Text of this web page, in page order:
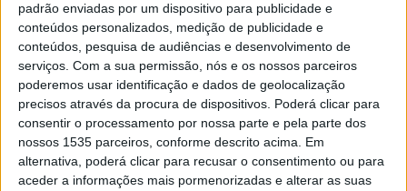
padrão enviadas por um dispositivo para publicidade e
conteúdos personalizados, medição de publicidade e
conteúdos, pesquisa de audiências e desenvolvimento de
serviços. Com a sua permissão, nós e os nossos parceiros
poderemos usar identificação e dados de geolocalização
precisos através da procura de dispositivos. Poderá clicar para
consentir o processamento por nossa parte e pela parte dos
nossos 1535 parceiros, conforme descrito acima. Em
alternativa, poderá clicar para recusar o consentimento ou para
aceder a informações mais pormenorizadas e alterar as suas
A PSP vai instalar na manhã desta 6ª feira, 11 de agosto,
um radar de controlo de velocidade, na Av. da Europa, em
Castelo Branco.
A Polícia de Segurança Pública anunciou o local onde vai